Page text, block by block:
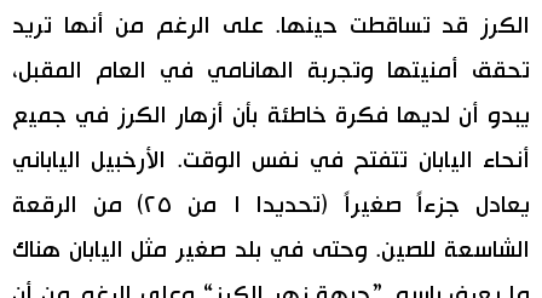
الكرز قد تساقطت حينها. على الرغم من أنها تريد
تحقق أمنيتها وتجربة الهانامي في العام المقبل،
يبدو أن لديها فكرة خاطئة بأن أزهار الكرز في جميع
أنحاء اليابان تتفتح في نفس الوقت. الأرخبيل الياباني
يعادل جزءاً صغيراً (تحديدا ١ من ٢٥) من الرقعة
الشاسعة للصين. وحتى في بلد صغير مثل اليابان هناك